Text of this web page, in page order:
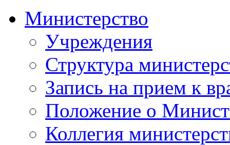
Министерство
Учреждения
Структура
Запись на прием к
Положение о
Коллегия